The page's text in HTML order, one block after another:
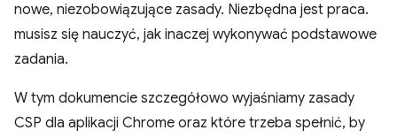
nowe, niezobowiązujące zasady. Niezbędna jest praca.
musisz się nauczyć, jak inaczej wykonywać podstawowe
zadania.
W tym dokumencie szczegółowo wyjaśniamy zasady
CSP dla aplikacji Chrome oraz które trzeba spełnić, by